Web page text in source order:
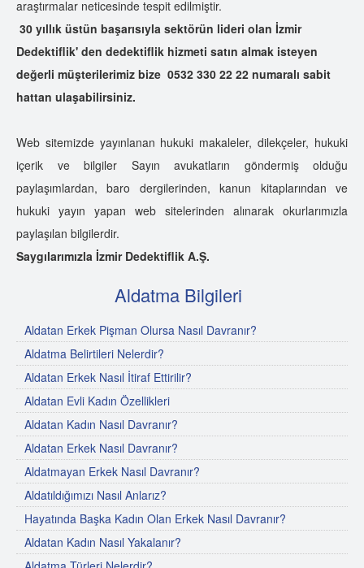
araştırmalar neticesinde tespit edilmiştir.
30 yıllık üstün başarısıyla sektörün lideri olan İzmir
Dedektiflik' den dedektiflik hizmeti satın almak isteyen
değerli müşterilerimiz bize 0532 330 22 22 numaralı sabit
hattan ulaşabilirsiniz.
Web sitemizde yayınlanan hukuki makaleler, dilekçeler, hukuki
içerik ve bilgiler Sayın avukatların göndermiş olduğu
paylaşımlardan, baro dergilerinden, kanun kitaplarından ve
hukuki yayın yapan web sitelerinden alınarak okurlarımızla
paylaşılan bilgilerdir.
Saygılarımızla İzmir Dedektiflik A.Ş.
Aldatma Bilgileri
Aldatan Erkek Pişman Olursa Nasıl Davranır?
Aldatma Belirtileri Nelerdir?
Aldatan Erkek Nasıl İtiraf Ettirilir?
Aldatan Evli Kadın Özellikleri
Aldatan Kadın Nasıl Davranır?
Aldatan Erkek Nasıl Davranır?
Aldatmayan Erkek Nasıl Davranır?
Aldatıldığımızı Nasıl Anlarız?
Hayatında Başka Kadın Olan Erkek Nasıl Davranır?
Aldatan Kadın Nasıl Yakalanır?